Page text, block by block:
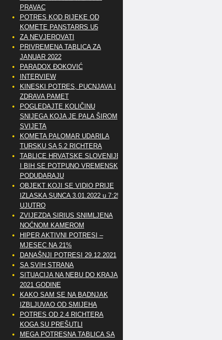
PRAVAC
POTRES KOD RIJEKE OD
KOMETE PANSTARRS U5
ZA NEVJEROVATI
PRIVREMENA TABLICA ZA
JANUAR 2022
PARADOX ĐOKOVIĆ
INTERVIEW
KINESKI POTRES, PUCNJAVA I
ZDRAVA PAMET
POGLEDAJTE KOLIČINU
SNIJEGA KOJA JE PALA ŠIROM
SVIJETA
KOMETA PALOMAR UDARILA
TURSKU SA 5.2 RICHTERA
TABLICE HRVATSKE SLOVENIJE
I BIH SE POTPUNO VREMENSKI
PODUDARAJU
OBJEKT KOJI SE VIDIO PRIJE
IZLASKA SUNCA 3.01.2022 u 7:25
UJUTRO
ZVIJEZDA SIRIUS SNIMLJENA
NOĆNOM KAMEROM
HIPER AKTIVNI POTRESI –
MJESEC NA 21%
DANAŠNJI POTRESI 29.12.2021
SA SVIH STRANA
SITUACIJA NA NEBU DO KRAJA
2021 GODINE
KAKO SAM SE NA BADNJAK
IZBLJUVAO OD SMIJEHA
POTRES OD 2.4 RICHTERA
KOGA SU PREŠUTLI
MEGA POTRESNA TABLICA SA